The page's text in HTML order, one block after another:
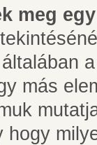
meg
más
hogy